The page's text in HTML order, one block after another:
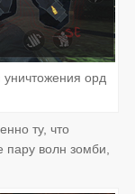
орд
ту, что
пару волн зомби,